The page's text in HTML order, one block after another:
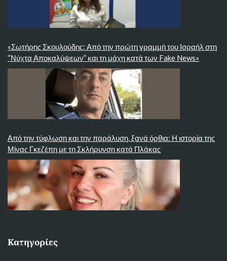
«Σωτήρης Σκουλούδης: Από την πρώτη γραμμή του Ισραήλ στη
“Νύχτα Αποκαλύψεων” και τη μάχη κατά των Fake News»
Από την τύφλωση και την παράλυση, ξανά όρθια: Η ιστορία της
Μίνας Γκεζέπη με τη Σκλήρυνση κατά Πλάκας
Κατηγορίες